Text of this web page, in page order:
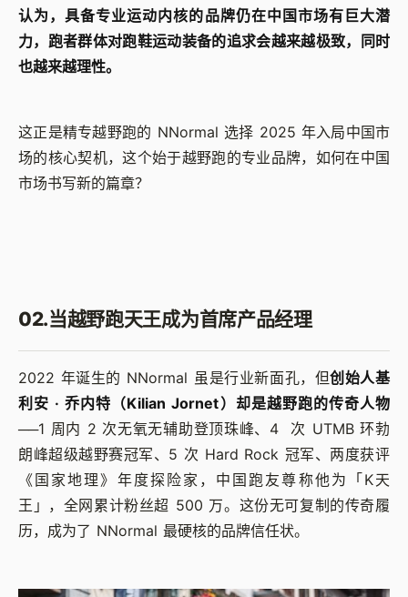
认为，具备专业运动内核的品牌仍在中国市场有巨大潜
力，跑者群体对跑鞋运动装备的追求会越来越极致，同时
也越来越理性。
这正是精专越野跑的 NNormal 选择 2025 年入局中国市
场的核心契机，这个始于越野跑的专业品牌，如何在中国
市场书写新的篇章？
02.当越野跑天王成为首席产品经理
2022 年诞生的 NNormal 虽是行业新面孔，但创始人基
利安 · 乔内特（Kilian Jornet）却是越野跑的传奇人物
──1 周内 2 次无氧无辅助登顶珠峰、4 次 UTMB 环勃
朗峰超级越野赛冠军、5 次 Hard Rock 冠军、两度获评
《国家地理》年度探险家，中国跑友尊称他为「K天
王」，全网累计粉丝超 500 万。这份无可复制的传奇履
历，成为了 NNormal 最硬核的品牌信任状。